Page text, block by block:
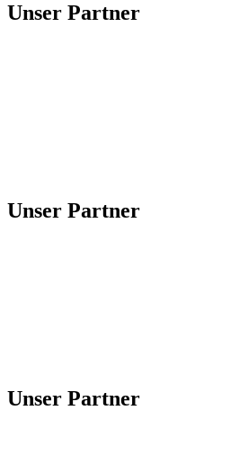
Unser Partner
Unser Partner
Unser Partner